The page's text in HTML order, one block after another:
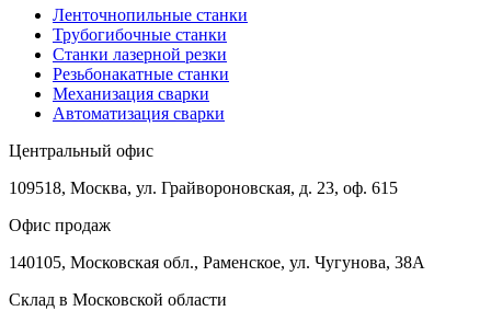
Ленточнопильные станки
Трубогибочные станки
Станки лазерной резки
Резьбонакатные станки
Механизация сварки
Автоматизация сварки
Центральный офис
109518, Москва, ул. Грайвороновская, д. 23, оф. 615
Офис продаж
140105, Московская обл., Раменское, ул. Чугунова, 38А
Склад в Московской области